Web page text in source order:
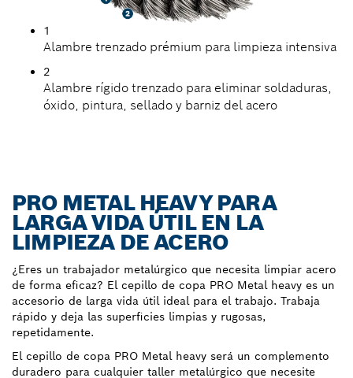
1
Alambre trenzado prémium para limpieza intensiva
2
Alambre rígido trenzado para eliminar soldaduras,
óxido, pintura, sellado y barniz del acero
PRO METAL HEAVY PARA
LARGA VIDA ÚTIL EN LA
LIMPIEZA DE ACERO
¿Eres un trabajador metalúrgico que necesita limpiar acero
de forma eficaz? El cepillo de copa PRO Metal heavy es un
accesorio de larga vida útil ideal para el trabajo. Trabaja
rápido y deja las superficies limpias y rugosas,
repetidamente.
El cepillo de copa PRO Metal heavy será un complemento
duradero para cualquier taller metalúrgico que necesite